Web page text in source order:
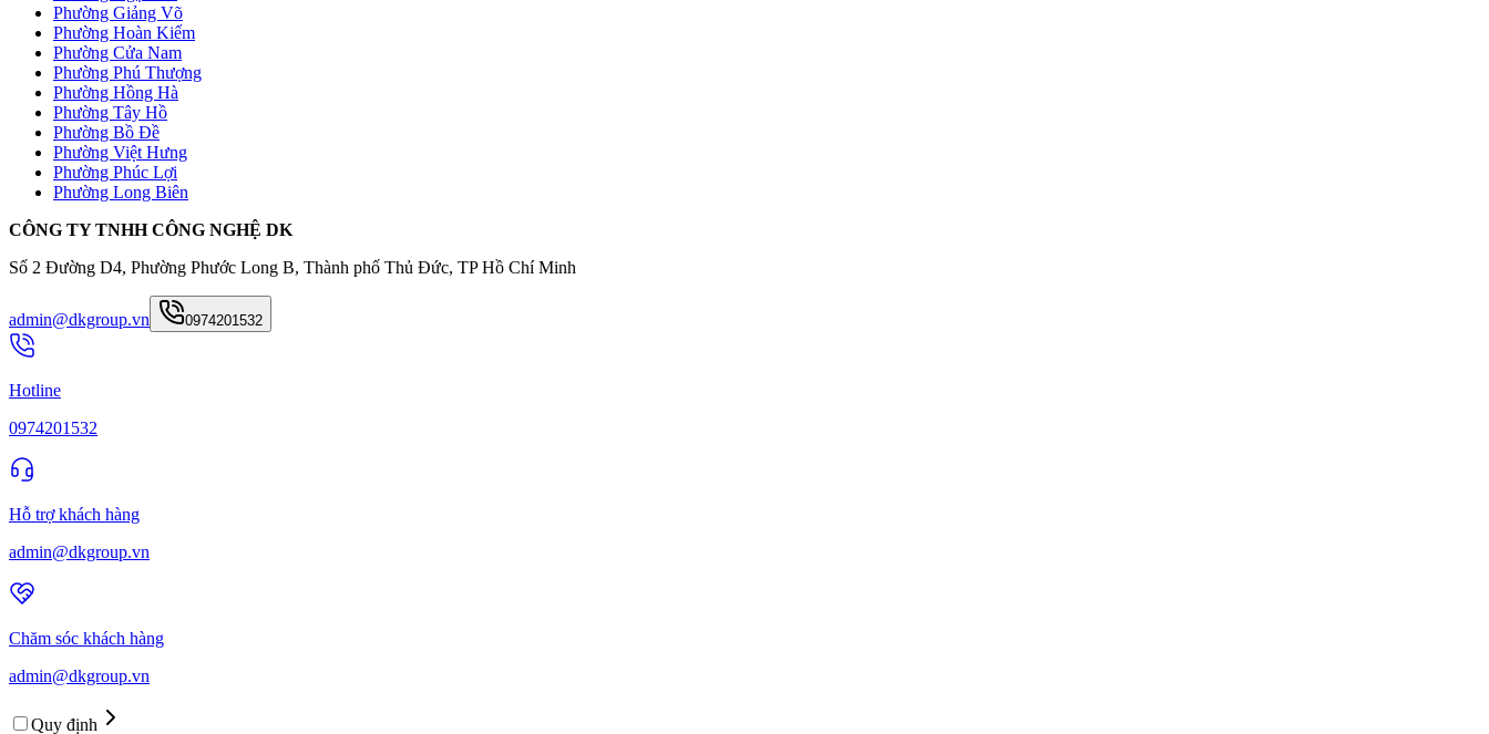
Phường Giảng Võ
Phường Hoàn Kiếm
Phường Cửa Nam
Phường Phú Thượng
Phường Hồng Hà
Phường Tây Hồ
Phường Bồ Đề
Phường Việt Hưng
Phường Phúc Lợi
Phường Long Biên
CÔNG TY TNHH CÔNG NGHỆ DK
Số 2 Đường D4, Phường Phước Long B, Thành phố Thủ Đức, TP Hồ Chí Minh
admin@dkgroup.vn 0974201532
Hotline
0974201532
Hỗ trợ khách hàng
admin@dkgroup.vn
Chăm sóc khách hàng
admin@dkgroup.vn
Quy định